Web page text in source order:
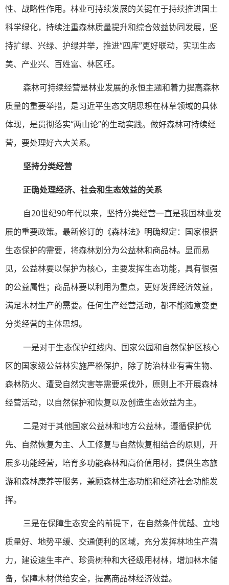
性、战略性作用。林业可持续发展的关键在于持续推进国土
科学绿化，持续注重森林质量提升和综合效益协同发展，坚
持扩绿、兴绿、护绿并举，推进“四库”更好联动，实现生态
美、产业兴、百姓富、林区旺。
森林可持续经营是林业发展的永恒主题和着力提高森林
质量的重要举措，是习近平生态文明思想在林草领域的具体
体现，是贯彻落实“两山论”的生动实践。做好森林可持续经
营，要处理好六大关系。
坚持分类经营
正确处理经济、社会和生态效益的关系
自20世纪90年代以来，坚持分类经营一直是我国林业发
展的重要政策。最新修订的《森林法》明确规定：国家根据
生态保护的需要，将森林划分为公益林和商品林。显而易
见，公益林要以保护为核心，主要发挥生态功能，具有很强
的公益属性；商品林要以利用为重点，更好发挥经济效益，
满足木材生产的需要。任何生产经营活动，都不能随意变更
分类经营的主体思想。
一是对于生态保护红线内、国家公园和自然保护区核心
区的国家级公益林实施严格保护，除了防治林业有害生物、
森林防火、遭受自然灾害等需要采伐外，原则上不开展森林
经营活动，以自然保护和恢复以及创造生态效益为主。
二是对于其他国家公益林和地方公益林，遵循保护优
先、自然恢复为主、人工修复与自然恢复相结合的原则，开
展多功能经营，培育多功能森林和高价值用材，提供生态旅
游和森林康养等服务，兼顾森林生态功能和经济社会功能发
挥。
三是在保障生态安全的前提下，在自然条件优越、立地
质量好、地势平缓、交通便利的区域，充分发挥林地生产潜
力，建设速生丰产、珍贵树种和大径级用材林，增加林木储
备，保障木材供给安全，提高商品林经济效益。